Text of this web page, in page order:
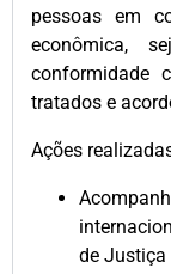
pessoas em
econômica,
conformidade
tratados e
Ações
de Justiça